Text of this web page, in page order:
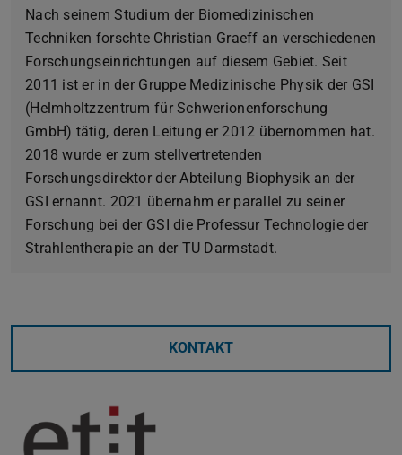
Nach seinem Studium der Biomedizinischen
Techniken forschte Christian Graeff an verschiedenen
Forschungseinrichtungen auf diesem Gebiet. Seit
2011 ist er in der Gruppe Medizinische Physik der GSI
(Helmholtzzentrum für Schwerionenforschung
GmbH) tätig, deren Leitung er 2012 übernommen hat.
2018 wurde er zum stellvertretenden
Forschungsdirektor der Abteilung Biophysik an der
GSI ernannt. 2021 übernahm er parallel zu seiner
Forschung bei der GSI die Professur Technologie der
Strahlentherapie an der TU Darmstadt.
KONTAKT